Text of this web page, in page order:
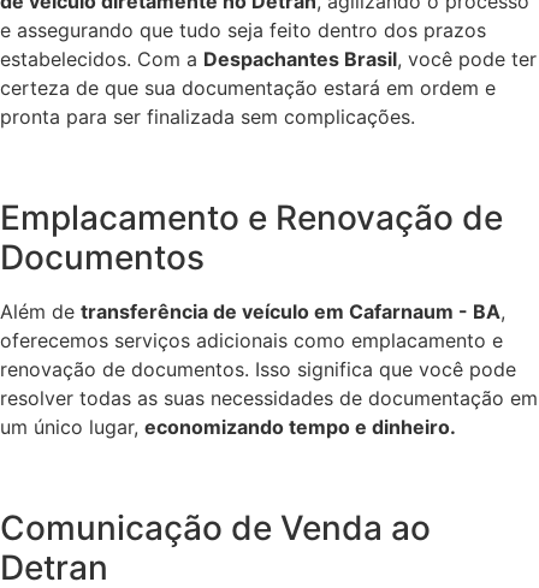
e assegurando que tudo seja feito dentro dos prazos
estabelecidos. Com a Despachantes Brasil, você pode ter
certeza de que sua documentação estará em ordem e
pronta para ser finalizada sem complicações.
Emplacamento e Renovação de
Documentos
Além de transferência de veículo em Cafarnaum - BA,
oferecemos serviços adicionais como emplacamento e
renovação de documentos. Isso significa que você pode
resolver todas as suas necessidades de documentação em
um único lugar, economizando tempo e dinheiro.
Comunicação de Venda ao
Detran